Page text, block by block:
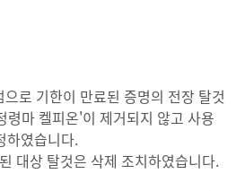
로 기한이 만료된 증명의 전장 탈것
령마 켈피온'이 제거되지 않고 사용
하였습니다.
대상 탈것은 삭제 조치하였습니다.